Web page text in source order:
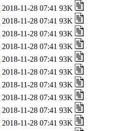
2018-11-28 07:41 93K
2018-11-28 07:41 93K
2018-11-28 07:41 93K
2018-11-28 07:41 93K
2018-11-28 07:41 93K
2018-11-28 07:41 93K
2018-11-28 07:41 93K
2018-11-28 07:41 93K
2018-11-28 07:41 93K
2018-11-28 07:41 93K